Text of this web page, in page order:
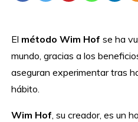
El método Wim Hof se ha
mundo, gracias a los
aseguran experimentar tras
hábito.
Wim Hof , su creador, es un